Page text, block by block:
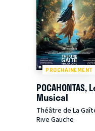
PROCHAINEMENT
POCAHONTAS,
Musical
Théâtre de La
Rive Gauche